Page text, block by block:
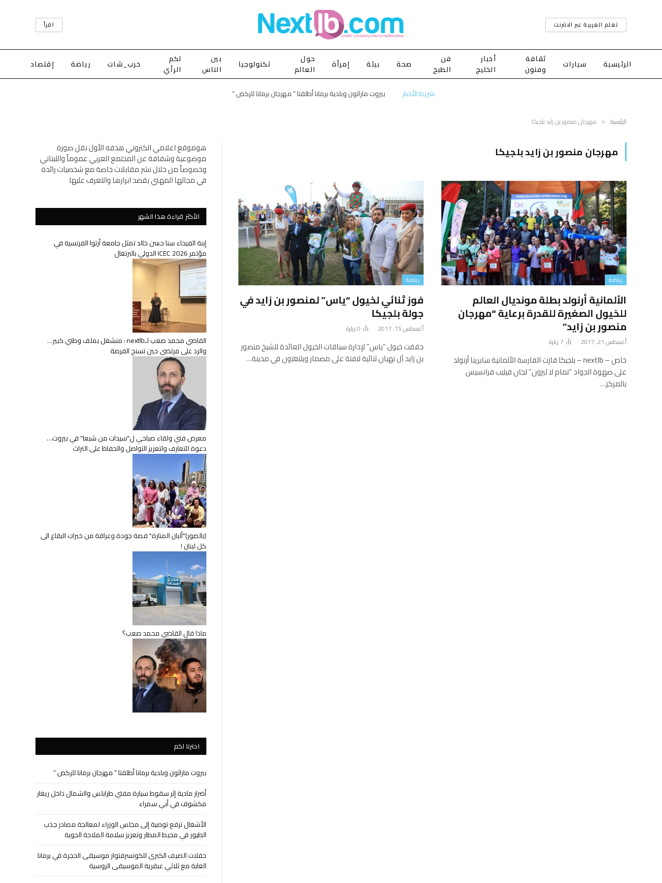
تعلم العربية عبر الانترنت اقرأ
الرئيسية سيارات
ثقافة
وفنون
أخبار
الخليج
فن
الطبخ
صحة بيئة إمرأة
حول
العالم
تكنولوجيا
بين
الناس
لكم
الرأي
خرب_شات رياضة إقتصاد
شريط الأخبار بيروت ماراثون وبلدية برمانا أطلقتا ” مهرجان برمانا للركض “
الرئيسية » مهرجان منصور بن زايد بلجيكا
مهرجان منصور بن زايد بلجيكا
رياضة
الألمانية أرنولد بطلة مونديال العالم
للخيول الصغيرة للقدرة برعاية “مهرجان
منصور بن زايد”
أغسطس 21, 2017 7 زيارة
خاص – nextlb – بلجيكا فازت الفارسة الألمانية سابرينا أرنولد
على صهوة الجواد “تمام لا ليزون” لجان فيليب فرانسيس
بالمركز…
رياضة
فوز ثنائي لخيول “ياس” لمنصور بن زايد في
جولة بلجيكا
أغسطس 15, 2017 0زيارة
حققت خيول “ياس” لإدارة سباقات الخيول العائدة للشيخ منصور
بن زايد آل نهيان ثنائية لافتة على مضمار ويلنغتون في مدينة…
هوموقع اعلامي الكتروني هدفه الأول نقل صورة
موضوعية وشفافة عن المجتمع العربي عموماً واللبناني
وخصوصاً من خلال نشر مقابلات خاصة مع شخصيات رائدة
في مجالها المهني بقصد ابرازها والتعرف عليها
الأكثر قراءة هذا الشهر
إبنة الفيحاء سنا حسن خالد تمثل جامعة أرتوا الفرنسية في
مؤتمر ICEC 2026 الدولي بالبرتغال
القاضي محمد صعب لـnextlb : منشغل بملف وطني كبير…
والرد على مرتضى حين تسنح الفرصة
معرض فني ولقاء صباحي ل"سيدات من شبعا" في بيروت…
دعوة للتعارف ولتعزيز التواصل والحفاظ على التراث
(بالصور)"ألبان المنارة" قصة جودة وعراقة من خيرات البقاع الى
كل لبنان !
ماذا قال القاضي محمد صعب؟
اخترنا لكم
بيروت ماراثون وبلدية برمانا أطلقتا ” مهرجان برمانا للركض “
أضرار مادية إثر سقوط سيارة مفتي طرابلس والشمال داخل ريغار
مكشوف في أبي سمراء
الأشغال ترفع توصية إلى مجلس الوزراء لمعالجة مصادر جذب
الطيور في محيط المطار وتعزيز سلامة الملاحة الجوية
حفلات الصيف الكبرى للكونسرفتوار موسيقى الحجرة في برمانا
الغابة مع ثلاثي عبقرية الموسيقى الروسية